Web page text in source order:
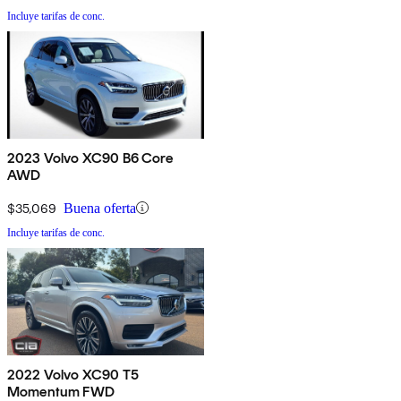
Incluye tarifas de conc.
2023 Volvo XC90 B6 Core
AWD
$35,069 Buena oferta
Incluye tarifas de conc.
2022 Volvo XC90 T5
Momentum FWD